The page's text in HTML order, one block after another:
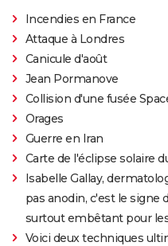
Incendies en France
Attaque à Londres
Canicule d'août
Jean Pormanove
Collision d'une fusée
Orages
Guerre en Iran
Carte de l'éclipse solaire
Isabelle Gallay,
pas anodin, c'est le
surtout embêtant pour
Voici deux techniques